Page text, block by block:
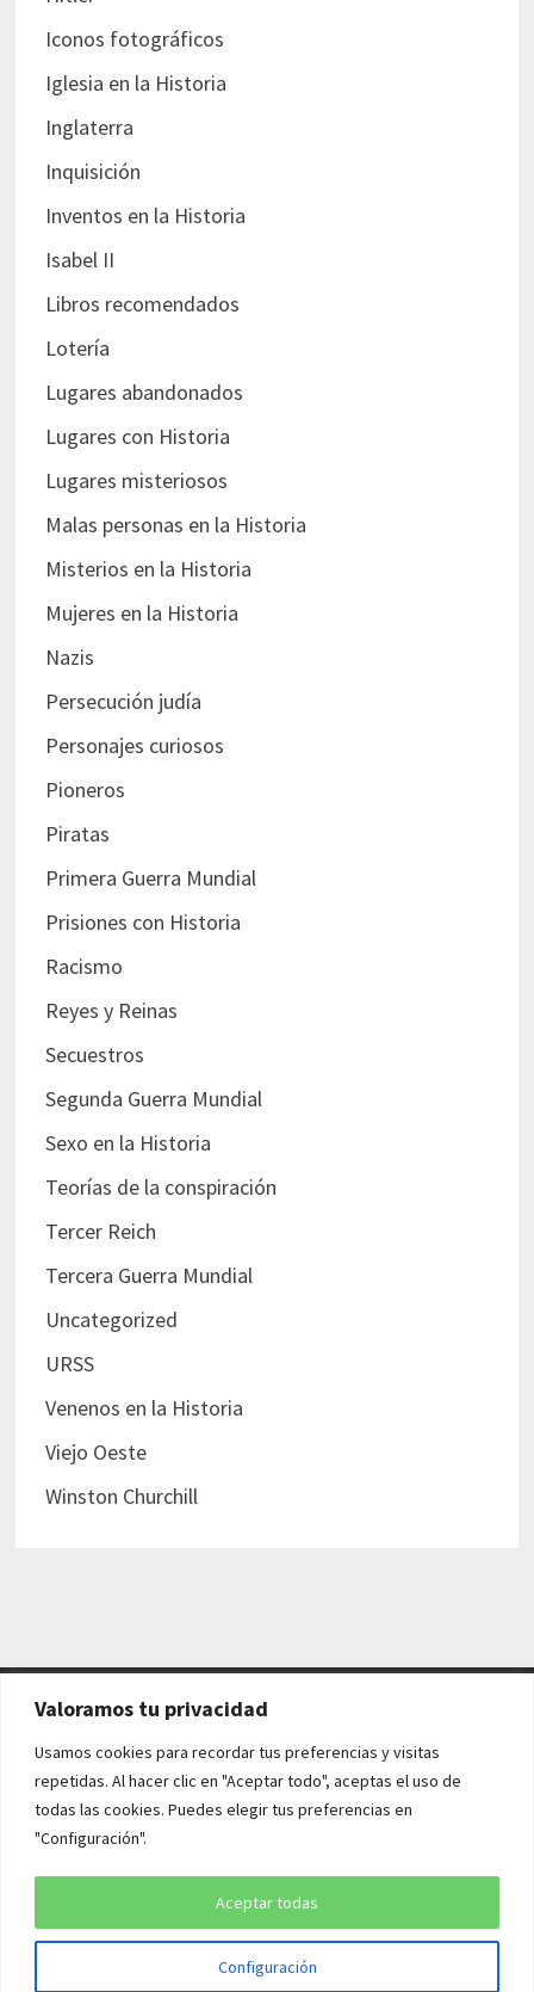
Valoramos tu privacidad
Usamos cookies para recordar tus preferencias y visitas
repetidas. Al hacer clic en "Aceptar todo", aceptas el uso de
todas las cookies. Puedes elegir tus preferencias en
"Configuración".
Configuración
Aceptar todas
Iconos fotográficos
Iglesia en la Historia
Inglaterra
Inquisición
Inventos en la Historia
Isabel II
Libros recomendados
Lotería
Lugares abandonados
Lugares con Historia
Lugares misteriosos
Malas personas en la Historia
Misterios en la Historia
Mujeres en la Historia
Nazis
Persecución judía
Personajes curiosos
Pioneros
Piratas
Primera Guerra Mundial
Prisiones con Historia
Racismo
Reyes y Reinas
Secuestros
Segunda Guerra Mundial
Sexo en la Historia
Teorías de la conspiración
Tercer Reich
Tercera Guerra Mundial
Uncategorized
URSS
Venenos en la Historia
Viejo Oeste
Winston Churchill
AVISO LEGAL Y POLÍTICAS
Aviso legal
Política de cookies